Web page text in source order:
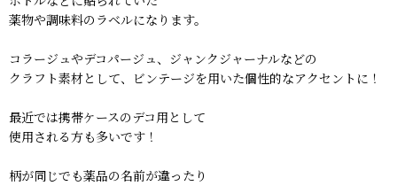
薬物や調味料のラベルになります。
コラージュやデコパージュ、ジャンクジャーナルなどの
クラフト素材として、ビンテージを用いた個性的なアクセントに！
最近では携帯ケースのデコ用として
使用される方も多いです！
柄が同じでも薬品の名前が違ったり